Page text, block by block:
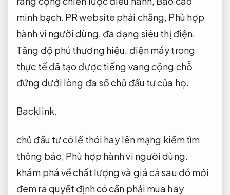
minh bạch. PR website phải chăng, Phù hợp
hành vi người dùng. đa dạng siêu thị điện,
Tăng độ phủ thương hiệu. điện máy trong
thực tế đã tạo được tiếng vang cộng chỗ
đứng dưới lòng đa số chủ đầu tư của họ.
Backlink.
chủ đầu tư có lề thói hay lên mạng kiếm tìm
thông báo, Phù hợp hành vi người dùng.
khám phá về chất lượng và giá cả sau đó mới
đem ra quyết định có cần phải mua hay